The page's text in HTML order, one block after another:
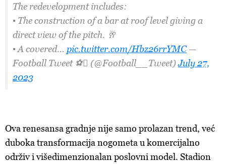
The redevelopment includes:
▪️ The construction of a bar at roof level giving a
direct view of the pitch. 🥂
▪️ A covered… pic.twitter.com/Hbz26rrYMC—
Football Tweet ⚽ (@Football__Tweet)July 27,
2023
Ova renesansa gradnje nije samo prolazan trend, već
duboka transformacija nogometa u komercijalno
održiv i višedimenzionalan poslovni model. Stadion